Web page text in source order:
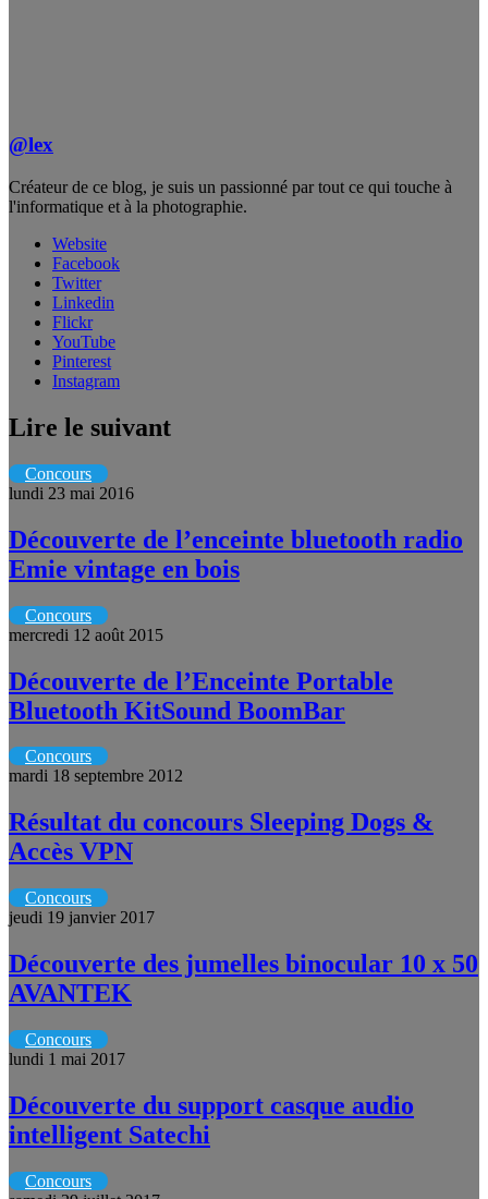
@lex
Créateur de ce blog, je suis un passionné par tout ce qui touche à
l'informatique et à la photographie.
Website
Facebook
Twitter
Linkedin
Flickr
YouTube
Pinterest
Instagram
Lire le suivant
Concours
lundi 23 mai 2016
Découverte de l’enceinte bluetooth radio
Emie vintage en bois
Concours
mercredi 12 août 2015
Découverte de l’Enceinte Portable
Bluetooth KitSound BoomBar
Concours
mardi 18 septembre 2012
Résultat du concours Sleeping Dogs &
Accès VPN
Concours
jeudi 19 janvier 2017
Découverte des jumelles binocular 10 x 50
AVANTEK
Concours
lundi 1 mai 2017
Découverte du support casque audio
intelligent Satechi
Concours